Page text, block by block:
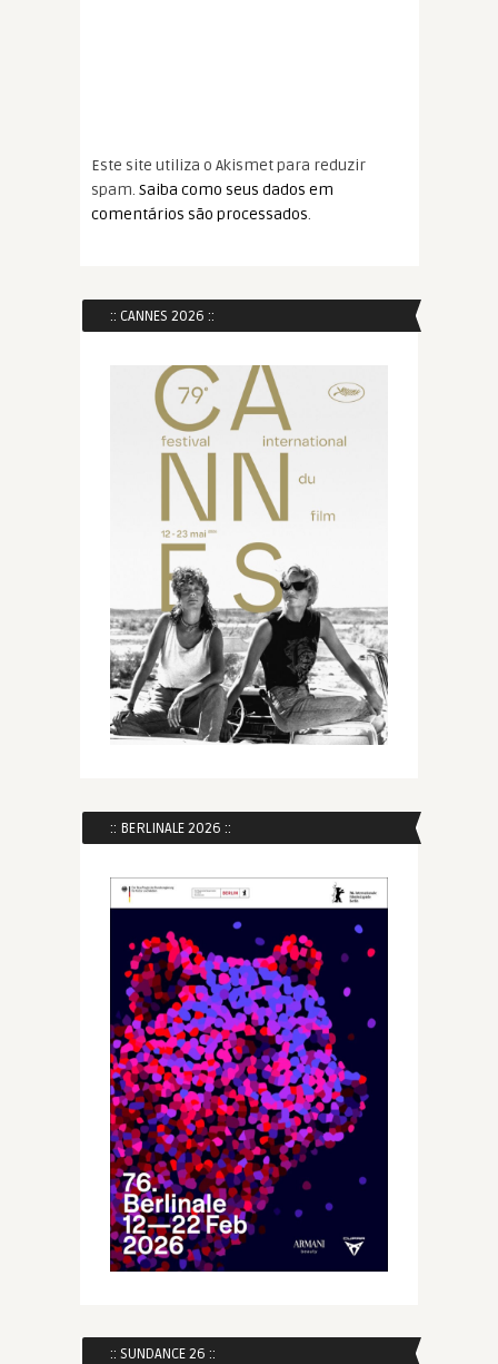
Este site utiliza o Akismet para reduzir
spam. Saiba como seus dados em
comentários são processados.
:: CANNES 2026 ::
:: BERLINALE 2026 ::
:: SUNDANCE 26 ::